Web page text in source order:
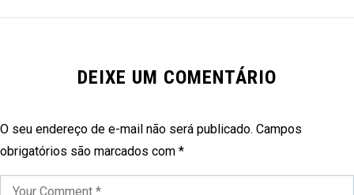
DEIXE UM COMENTÁRIO
O seu endereço de e-mail não será publicado. Campos
obrigatórios são marcados com *